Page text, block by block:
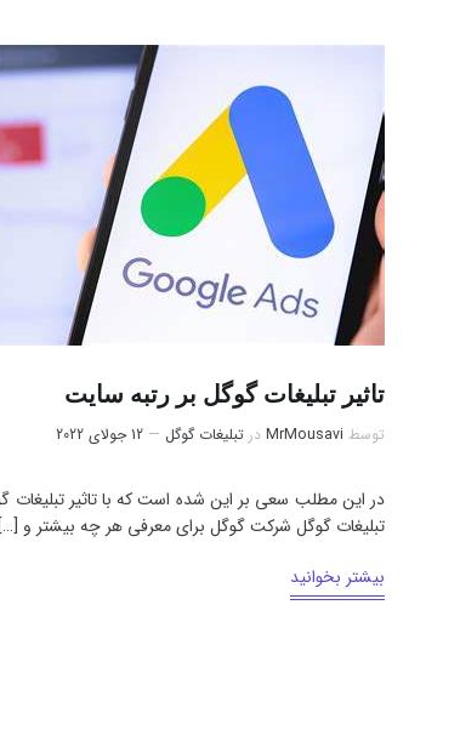
تاثیر تبلیغات گوگل بر رتبه سایت
توسط MrMousavi در تبلیغات گوگل 12 جولای 2022
در این مطلب سعی بر این شده است که با تاثیر تبلیغات
تبلیغات گوگل شرکت گوگل برای معرفی هر چه بیشتر و […]
بیشتر بخوانید